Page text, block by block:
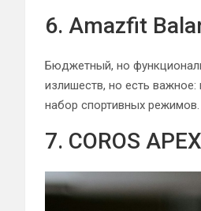
6. Amazfit
Бюджетный, но
излишеств, но есть важное:
набор спортивных
7. COROS